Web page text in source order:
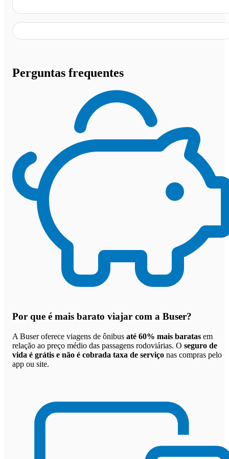
Perguntas frequentes
Por que é mais barato viajar com a Buser?
A Buser oferece viagens de ônibus até 60% mais baratas em
relação ao preço médio das passagens rodoviárias. O seguro de
vida é grátis e não é cobrada taxa de serviço nas compras pelo
app ou site.